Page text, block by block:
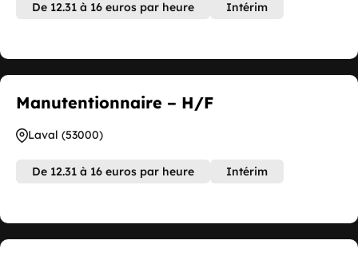
De 12.31 à 16 euros par heure Intérim
Manutentionnaire – H/F
Laval (53000)
De 12.31 à 16 euros par heure Intérim